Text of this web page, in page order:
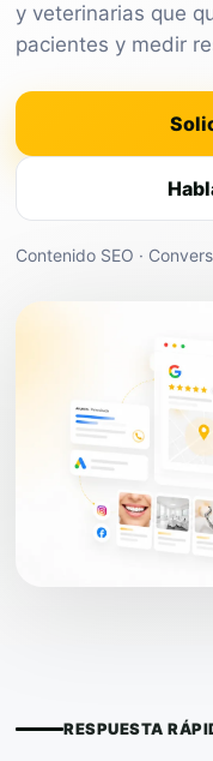
y veterinarias que
pacientes y medir
Contenido SEO ·
RESPUESTA